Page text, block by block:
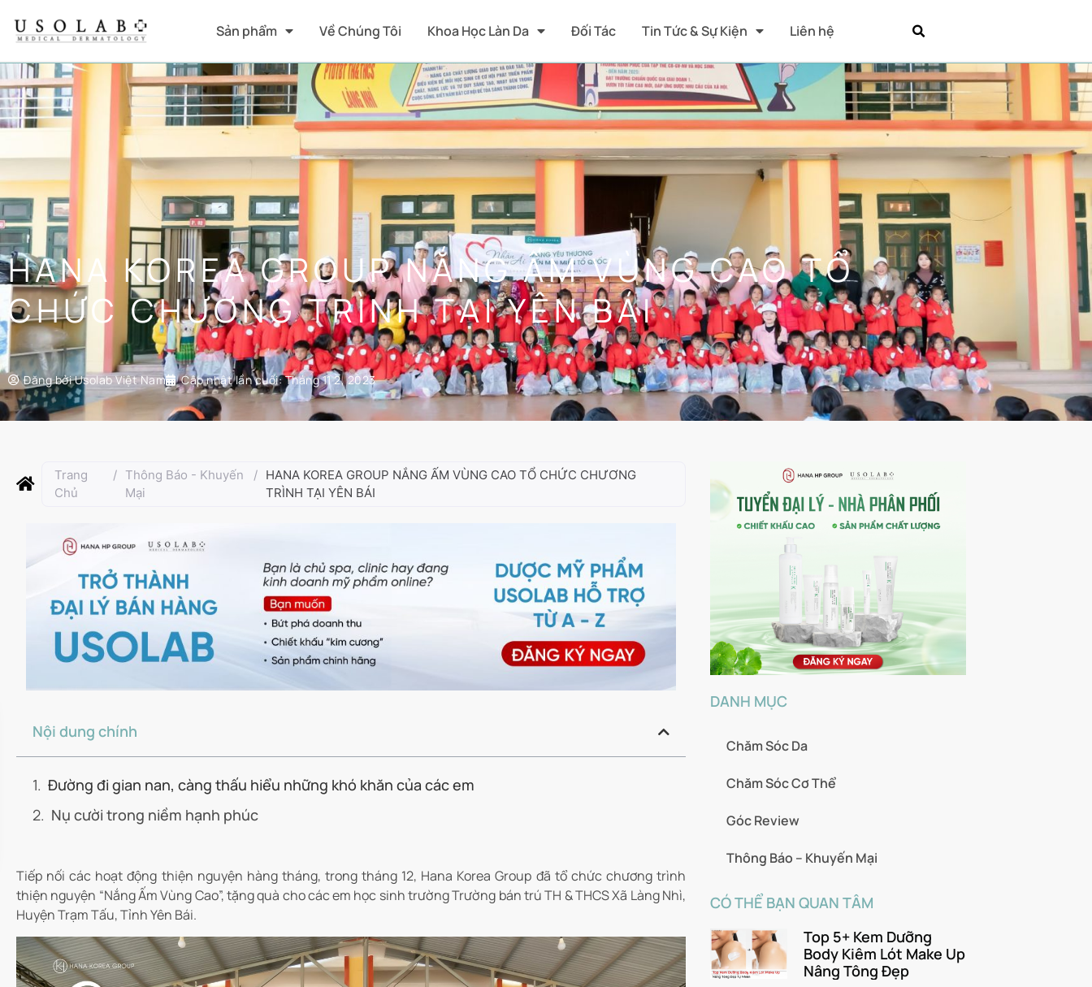
Sản phẩm Về Chúng Tôi Khoa Học Làn Da Đối Tác Tin Tức & Sự Kiện Liên hệ
HANA KOREA GROUP NẮNG ẤM VÙNG CAO TỔ
CHỨC CHƯƠNG TRÌNH TẠI YÊN BÁI
Đăng bởiUsolab Việt Nam Cập nhật lần cuối:Tháng 11 2, 2023
Trang
Chủ
/ Thông Báo - Khuyến
Mại
/ HANA KOREA GROUP NẮNG ẤM VÙNG CAO TỔ CHỨC CHƯƠNG
TRÌNH TẠI YÊN BÁI
Nội dung chính
Đường đi gian nan, càng thấu hiểu những khó khăn của các em
Nụ cười trong niềm hạnh phúc
Tiếp nối các hoạt động thiện nguyện hàng tháng, trong tháng 12, Hana Korea Group đã tổ chức chương trình
thiện nguyện “Nắng Ấm Vùng Cao”, tặng quà cho các em học sinh trường Trường bán trú TH & THCS Xã Làng Nhì,
Huyện Trạm Tấu, Tỉnh Yên Bái.
DANH MỤC
Chăm Sóc Da
Chăm Sóc Cơ Thể
Góc Review
Thông Báo – Khuyến Mại
CÓ THỂ BẠN QUAN TÂM
Top 5+ Kem Dưỡng
Body Kiêm Lót Make Up
Nâng Tông Đẹp